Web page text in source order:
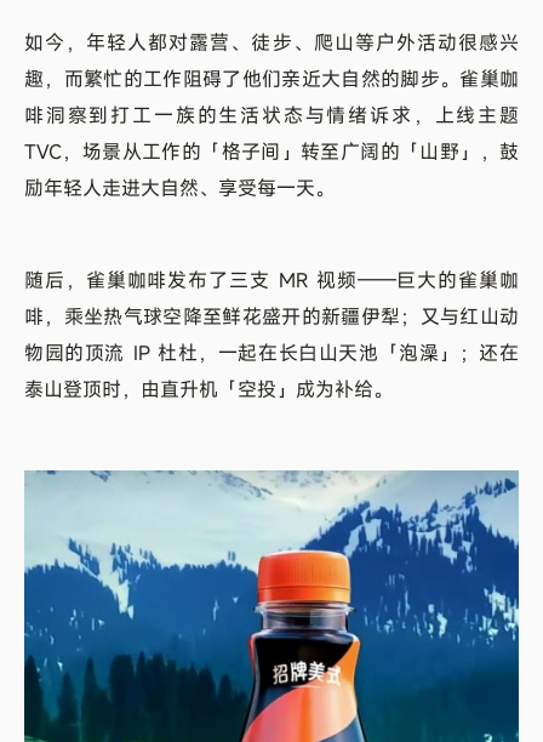
如今，年轻人都对露营、徒步、爬山等户外活动很感兴
趣，而繁忙的工作阻碍了他们亲近大自然的脚步。雀巢咖
啡洞察到打工一族的生活状态与情绪诉求，上线主题
TVC，场景从工作的「格子间」转至广阔的「山野」，鼓
励年轻人走进大自然、享受每一天。
随后，雀巢咖啡发布了三支 MR 视频——巨大的雀巢咖
啡，乘坐热气球空降至鲜花盛开的新疆伊犁；又与红山动
物园的顶流 IP 杜杜，一起在长白山天池「泡澡」；还在
泰山登顶时，由直升机「空投」成为补给。